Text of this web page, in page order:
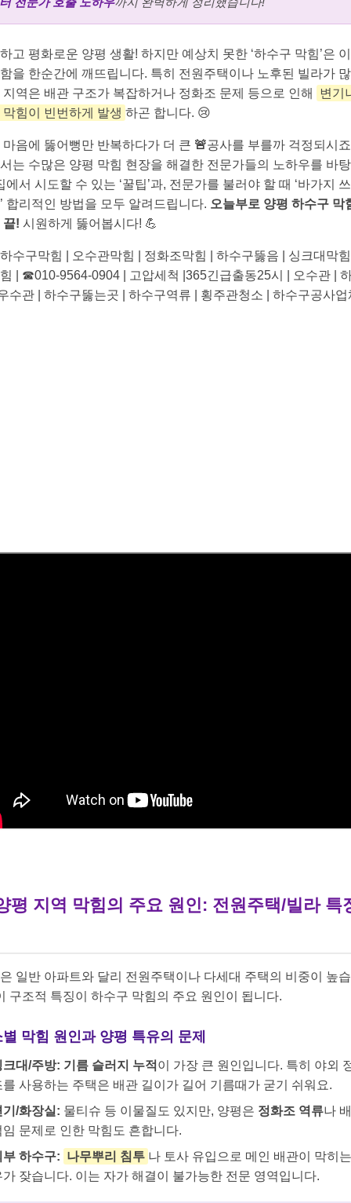
고 평화로운 양평 생활! 하지만 예상치 못한 ‘하수구 막힘’은
을 한순간에 깨뜨립니다. 특히 전원주택이나 노후된 빌라가
지역은 배관 구조가 복잡하거나 정화조 문제 등으로 인해
변기
막힘이 빈번하게 발생 하곤 합니다. 😢
마음에 뚫어뻥만 반복하다가 더 큰 🚨공사를 부를까 걱정되시
는 수많은 양평 막힘 현장을 해결한 전문가들의 노하우를 바
에서 시도할 수 있는 ‘꿀팁’과, 전문가를 불러야 할 때 ‘바가지
합리적인 방법을 모두 알려드립니다. 오늘부로 양평 하수구 막
끝! 시원하게 뚫어봅시다! 💪
수구막힘 | 오수관막힘 | 정화조막힘 | 하수구뚫음 | 싱크대막
| ☎010-9564-0904 | 고압세척 |365긴급출동25시 | 오수관 |
수관 | 하수구뚫는곳 | 하수구역류 | 횡주관청소 | 하수구공사업
평 지역 막힘의 주요 원인: 전원주택/빌라 특
일반 아파트와 달리 전원주택이나 다세대 주택의 비중이 높
구조적 특징이 하수구 막힘의 주요 원인이 됩니다.
막힘 원인과 양평 특유의 문제
크대/주방: 기름 슬러지 누적 이 가장 큰 원인입니다. 특히 야외
를 사용하는 주택은 배관 길이가 길어 기름때가 굳기 쉬워요.
기/화장실: 물티슈 등 이물질도 있지만, 양평은 정화조 역류나
임 문제로 인한 막힘도 흔합니다.
부 하수구: 나무뿌리 침투 나 토사 유입으로 메인 배관이 막히
가 잦습니다. 이는 자가 해결이 불가능한 전문 영역입니다.